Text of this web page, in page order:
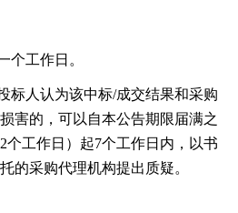
个工作日。
标人认为该中标/成交结果和采购
害的，可以自本公告期限届满之
个工作日）起7个工作日内，以书
的采购代理机构提出质疑。